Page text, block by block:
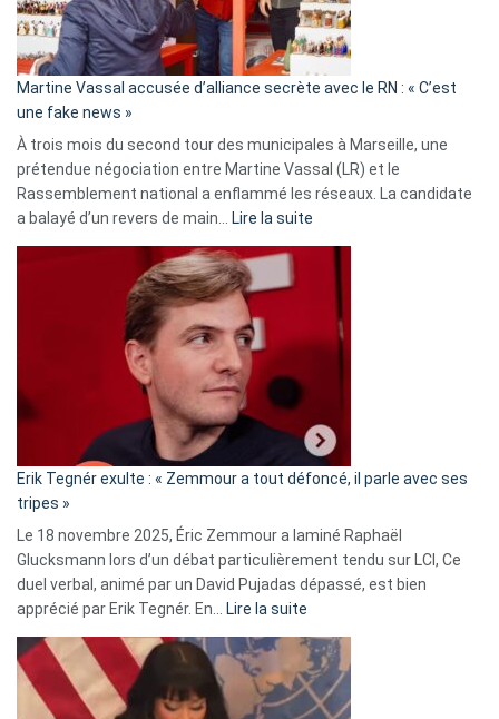
Algérie
Martine Vassal accusée d’alliance secrète avec le RN : « C’est
une fake news »
À trois mois du second tour des municipales à Marseille, une
prétendue négociation entre Martine Vassal (LR) et le
Rassemblement national a enflammé les réseaux. La candidate
a balayé d’un revers de main…
Lire la suite
d’alliance
secrète
«
C’est
fake
news
»
Erik Tegnér exulte : « Zemmour a tout défoncé, il parle avec ses
tripes »
Le 18 novembre 2025, Éric Zemmour a laminé Raphaël
Glucksmann lors d’un débat particulièrement tendu sur LCI, Ce
duel verbal, animé par un David Pujadas dépassé, est bien
apprécié par Erik Tegnér. En…
Lire la suite
Tegnér
exulte